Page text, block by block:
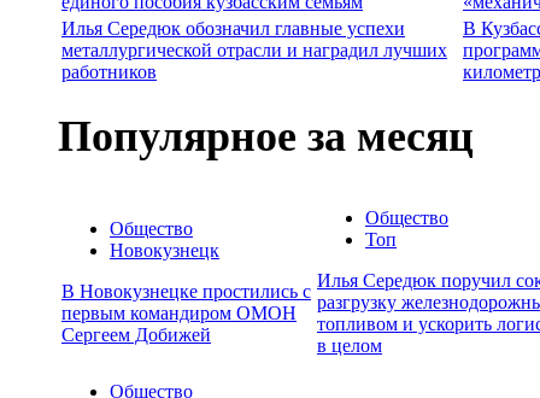
Илья Середюк обозначил главные успехи
металлургической отрасли и наградил лучших
работников
В
Популярное за месяц
Общество
Новокузнецк
В Новокузнецке простились с
первым командиром ОМОН
Сергеем Добижей
Общество
Топ
Илья Середюк поручил
разгрузку
топливом и ускорить
в целом
Общество